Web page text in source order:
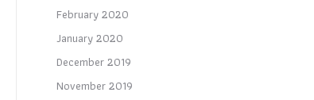
February 2020
January 2020
December 2019
November 2019